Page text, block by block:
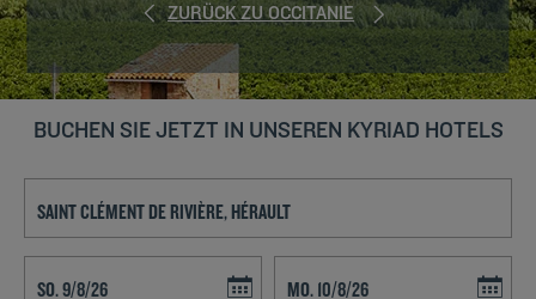
ZURÜCK ZU OCCITANIE
BUCHEN SIE JETZT IN UNSEREN KYRIAD HOTELS